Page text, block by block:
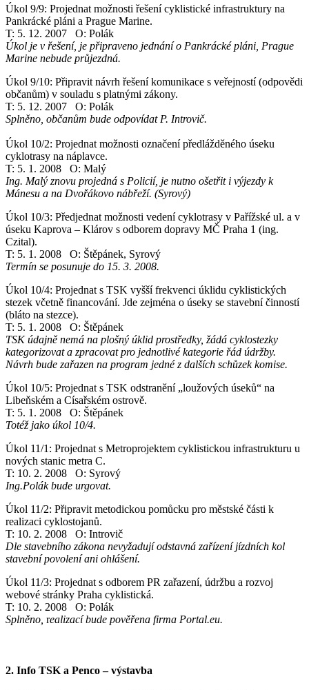
Úkol 9/9: Projednat možnosti řešení cyklistické infrastruktury na
Pankrácké pláni a Prague Marine.
T: 5. 12. 2007 O: Polák
Úkol je v řešení, je připraveno jednání o Pankrácké pláni, Prague
Marine nebude průjezdná.
Úkol 9/10: Připravit návrh řešení komunikace s veřejností (odpovědi
občanům) v souladu s platnými zákony.
T: 5. 12. 2007 O: Polák
Splněno, občanům bude odpovídat P. Introvič.
Úkol 10/2: Projednat možnosti označení předlážděného úseku
cyklotrasy na náplavce.
T: 5. 1. 2008 O: Malý
Ing. Malý znovu projedná s Policií, je nutno ošetřit i výjezdy k
Mánesu a na Dvořákovo nábřeží. (Syrový)
Úkol 10/3: Předjednat možnosti vedení cyklotrasy v Pařížské ul. a v
úseku Kaprova – Klárov s odborem dopravy MČ Praha 1 (ing.
Czital).
T: 5. 1. 2008 O: Štěpánek, Syrový
Termín se posunuje do 15. 3. 2008.
Úkol 10/4: Projednat s TSK vyšší frekvenci úklidu cyklistických
stezek včetně financování. Jde zejména o úseky se stavební činností
(bláto na stezce).
T: 5. 1. 2008 O: Štěpánek
TSK údajně nemá na plošný úklid prostředky, žádá cyklostezky
kategorizovat a zpracovat pro jednotlivé kategorie řád údržby.
Návrh bude zařazen na program jedné z dalších schůzek komise.
Úkol 10/5: Projednat s TSK odstranění „loužových úseků“ na
Libeňském a Císařském ostrově.
T: 5. 1. 2008 O: Štěpánek
Totéž jako úkol 10/4.
Úkol 11/1: Projednat s Metroprojektem cyklistickou infrastrukturu u
nových stanic metra C.
T: 10. 2. 2008 O: Syrový
Ing.Polák bude urgovat.
Úkol 11/2: Připravit metodickou pomůcku pro městské části k
realizaci cyklostojanů.
T: 10. 2. 2008 O: Introvič
Dle stavebního zákona nevyžadují odstavná zařízení jízdních kol
stavební povolení ani ohlášení.
Úkol 11/3: Projednat s odborem PR zařazení, údržbu a rozvoj
webové stránky Praha cyklistická.
T: 10. 2. 2008 O: Polák
Splněno, realizací bude pověřena firma Portal.eu.
2. Info TSK a Penco – výstavba